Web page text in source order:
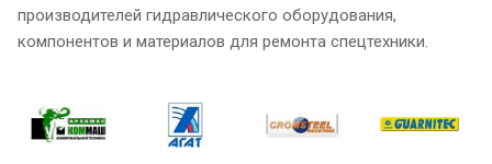
производителей гидравлического оборудования,
компонентов и материалов для ремонта спецтехники.